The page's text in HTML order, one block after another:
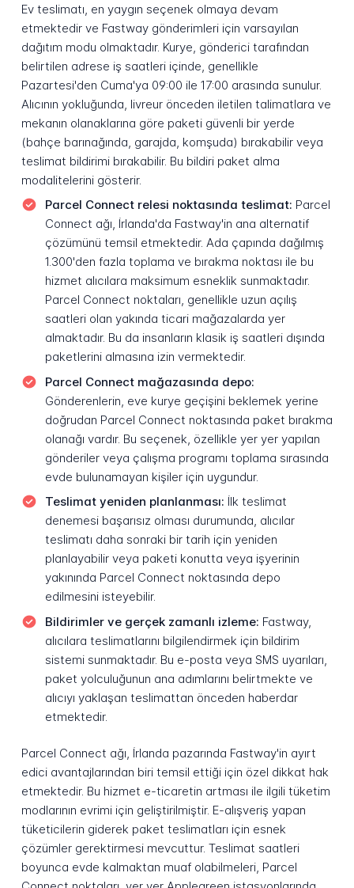
Ev teslimatı, en yaygın seçenek olmaya devam
etmektedir ve Fastway gönderimleri için varsayılan
dağıtım modu olmaktadır. Kurye, gönderici tarafından
belirtilen adrese iş saatleri içinde, genellikle
Pazartesi'den Cuma'ya 09:00 ile 17:00 arasında sunulur.
Alıcının yokluğunda, livreur önceden iletilen talimatlara ve
mekanın olanaklarına göre paketi güvenli bir yerde
(bahçe barınağında, garajda, komşuda) bırakabilir veya
teslimat bildirimi bırakabilir. Bu bildiri paket alma
modalitelerini gösterir.
Parcel Connect relesi noktasında teslimat: Parcel
Connect ağı, İrlanda'da Fastway'in ana alternatif
çözümünü temsil etmektedir. Ada çapında dağılmış
1.300'den fazla toplama ve bırakma noktası ile bu
hizmet alıcılara maksimum esneklik sunmaktadır.
Parcel Connect noktaları, genellikle uzun açılış
saatleri olan yakında ticari mağazalarda yer
almaktadır. Bu da insanların klasik iş saatleri dışında
paketlerini almasına izin vermektedir.
Parcel Connect mağazasında depo:
Gönderenlerin, eve kurye geçişini beklemek yerine
doğrudan Parcel Connect noktasında paket bırakma
olanağı vardır. Bu seçenek, özellikle yer yer yapılan
gönderiler veya çalışma programı toplama sırasında
evde bulunamayan kişiler için uygundur.
Teslimat yeniden planlanması: İlk teslimat
denemesi başarısız olması durumunda, alıcılar
teslimatı daha sonraki bir tarih için yeniden
planlayabilir veya paketi konutta veya işyerinin
yakınında Parcel Connect noktasında depo
edilmesini isteyebilir.
Bildirimler ve gerçek zamanlı izleme: Fastway,
alıcılara teslimatlarını bilgilendirmek için bildirim
sistemi sunmaktadır. Bu e-posta veya SMS uyarıları,
paket yolculuğunun ana adımlarını belirtmekte ve
alıcıyı yaklaşan teslimattan önceden haberdar
etmektedir.
Parcel Connect ağı, İrlanda pazarında Fastway'in ayırt
edici avantajlarından biri temsil ettiği için özel dikkat hak
etmektedir. Bu hizmet e-ticaretin artması ile ilgili tüketim
modlarının evrimi için geliştirilmiştir. E-alışveriş yapan
tüketicilerin giderek paket teslimatları için esnek
çözümler gerektirmesi mevcuttur. Teslimat saatleri
boyunca evde kalmaktan muaf olabilmeleri, Parcel